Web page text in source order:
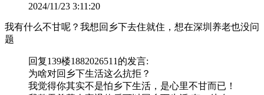
2024/11/23 3:11:20
我有什么不甘呢？我想回乡下去住就住，想在深圳养老也没问
题
回复139楼1882026511 的发言:
为啥对回乡下生活这么抗拒？
我觉得你其实不是怕乡下生活，是心里不甘而已！